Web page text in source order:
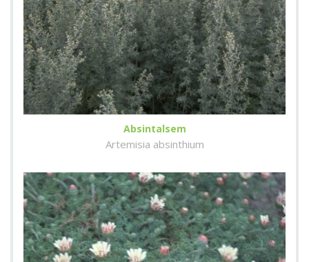
Absintalsem
Artemisia absinthium